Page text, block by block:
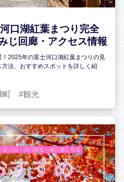
口湖紅葉まつり完全
じ回廊・アクセス情報
2025年の富士河口湖紅葉まつりの見
法、おすすめスポットを詳しく紹
町 観光